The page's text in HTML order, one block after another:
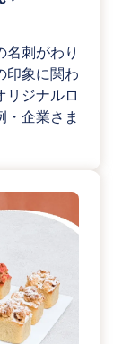
刺がわり
印象に関わ
リジナルロ
企業さま